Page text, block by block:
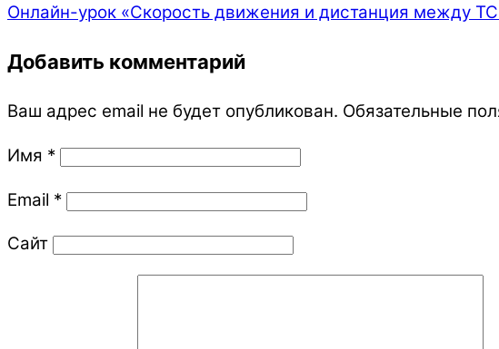
Онлайн-урок «Скорость движения и дистанция между
Добавить комментарий
Ваш адрес email не будет опубликован. Обязательные
Имя *
Email *
Сайт